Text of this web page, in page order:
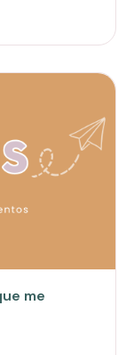
me